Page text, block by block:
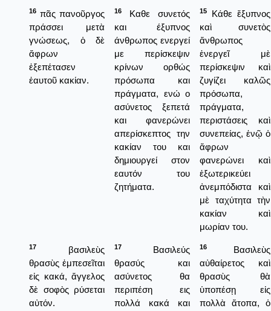
16 πᾶς πανοῦργος
πράσσει μετὰ
γνώσεως, ὁ δὲ
ἄφρων
ἐξεπέτασεν
ἑαυτοῦ κακίαν.
16
Καθε συνετός
και έξυπνος
άνθρωπος ενεργεί
με περίσκεψιν
κρίνων ορθώς
πρόσωπα και
πράγματα, ενώ ο
ασύνετος ξεπετά
και φανερώνει
απερίσκεπτος την
κακίαν του και
δημιουργεί στον
εαυτόν του
ζητήματα.
15
Κάθε ἔξυπνος
καὶ συνετὸς
ἄνθρωπος
ἐνεργεῖ μὲ
περίσκεψιν καὶ
ζυγίζει καλῶς
πρόσωπα,
πράγματα,
περιστάσεις καὶ
συνεπείας, ἐνῷ ὁ
ἄφρων
φανερώνει καὶ
ἐξωτερικεύει
ἀνεμπόδιστα καὶ
μὲ ταχύτητα τὴν
κακίαν καὶ
μωρίαν του.
17
βασιλεὺς
θρασὺς ἐμπεσεῖται
εἰς κακά, ἄγγελος
δὲ σοφὸς ρύσεται
αὐτόν.
17
Βασιλεύς
θρασύς και
ασύνετος θα
περιπέση εις
πολλά κακά και
16
Βασιλεὺς
αὐθαίρετος καὶ
θρασὺς θὰ
ὑποπέσῃ εἰς
πολλὰ ἄτοπα, ὁ